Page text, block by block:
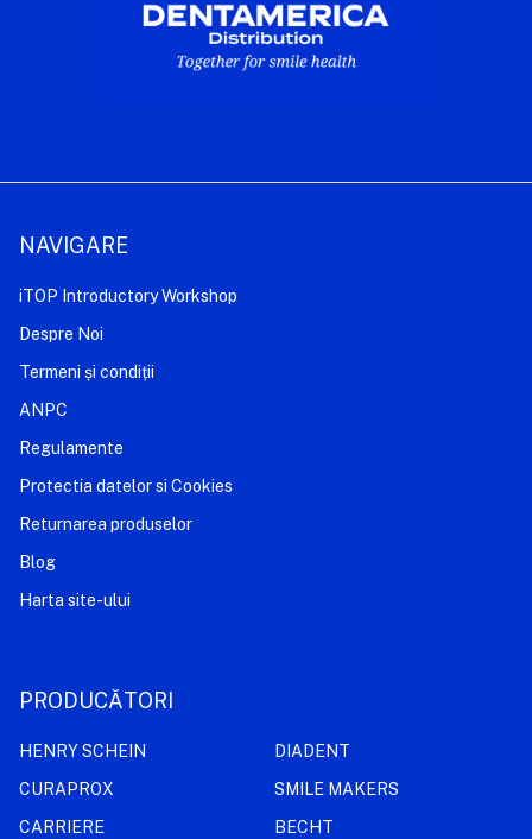
NAVIGARE
iTOP Introductory Workshop
Despre Noi
Termeni și condiții
ANPC
Regulamente
Protectia datelor si Cookies
Returnarea produselor
Blog
Harta site-ului
PRODUCĂTORI
HENRY SCHEIN
CURAPROX
CARRIERE
DIADENT
SMILE MAKERS
BECHT